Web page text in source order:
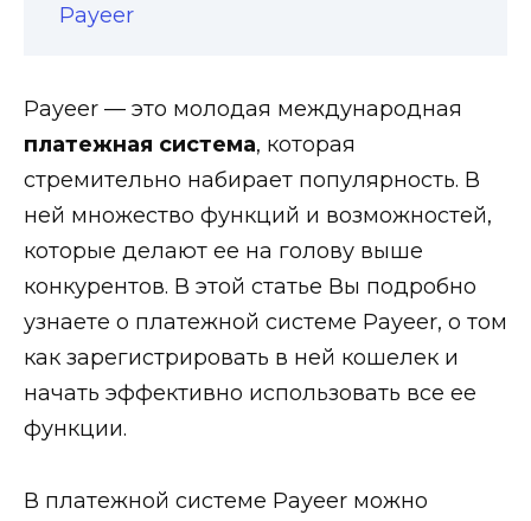
Payeer
Payeer — это молодая международная
платежная система, которая
стремительно набирает популярность. В
ней множество функций и возможностей,
которые делают ее на голову выше
конкурентов. В этой статье Вы подробно
узнаете о платежной системе Payeer, о том
как зарегистрировать в ней кошелек и
начать эффективно использовать все ее
функции.
В платежной системе Payeer можно